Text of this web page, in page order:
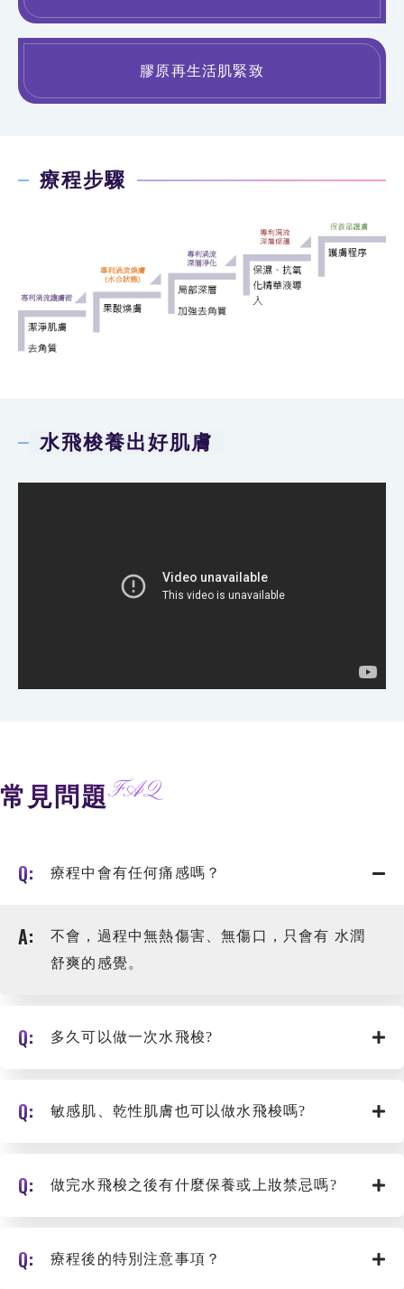
膠原再生活肌緊致
療程步驟
水飛梭養出好肌膚
常見問題FAQ
療程中會有任何痛感嗎？
不會，過程中無熱傷害、無傷口，只會有 水潤
舒爽的感覺。
多久可以做一次水飛梭?
敏感肌、乾性肌膚也可以做水飛梭嗎?
做完水飛梭之後有什麼保養或上妝禁忌嗎?
療程後的特別注意事項？